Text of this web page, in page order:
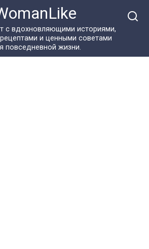
с вдохновляющими историями,
и ценными советами
повседневной жизни.